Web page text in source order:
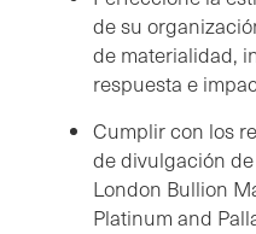
de su
de materialidad,
respuesta e
Cumplir con los
de divulgación
London Bullion
Platinum and